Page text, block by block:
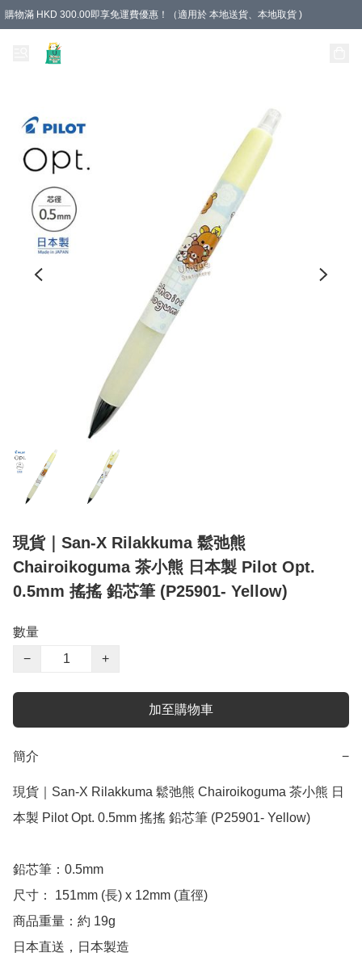
購物滿 HKD 300.00即享免運費優惠！（適用於 本地送貨、本地取貨 )
現貨｜San-X Rilakkuma 鬆弛熊
Chairoikoguma 茶小熊 日本製 Pilot Opt.
0.5mm 搖搖 鉛芯筆 (P25901- Yellow)
數量
−
+
加至購物車
簡介 −
現貨｜San-X Rilakkuma 鬆弛熊 Chairoikoguma 茶小熊 日
本製 Pilot Opt. 0.5mm 搖搖 鉛芯筆 (P25901- Yellow)
鉛芯筆：0.5mm
尺寸： 151mm (長) x 12mm (直徑)
商品重量：約 19g
日本直送，日本製造